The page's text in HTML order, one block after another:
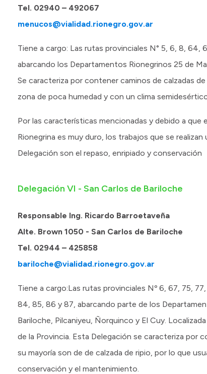
Tel. 02940 – 492067
menucos@vialidad.rionegro.gov.ar
Tiene a cargo: Las rutas provinciales N° 5, 6, 8, 64,
abarcando los Departamentos Rionegrinos 25 de
Se caracteriza por contener caminos de calzadas
zona de poca humedad y con un clima
Por las características mencionadas y debido a que
Rionegrina es muy duro, los trabajos que se
Delegación son el repaso, enripiado y conservación
Delegación VI - San Carlos de Bariloche
Responsable Ing. Ricardo Barroetaveña
Alte. Brown 1050 - San Carlos de Bariloche
Tel. 02944 – 425858
bariloche@vialidad.rionegro.gov.ar
Tiene a cargo:Las rutas provinciales Nº 6, 67, 75,
84, 85, 86 y 87, abarcando parte de los
Bariloche, Pilcaniyeu, Ñorquinco y El Cuy.
de la Provincia. Esta Delegación se caracteriza por
su mayoría son de de calzada de ripio, por lo que
conservación y el mantenimiento.